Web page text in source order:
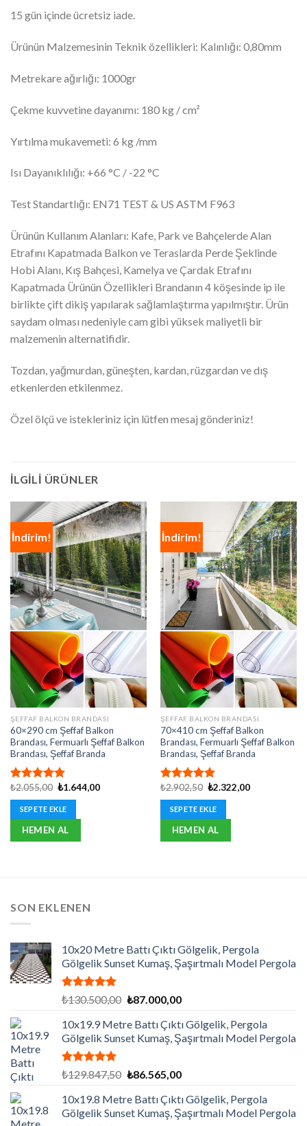
15 gün içinde ücretsiz iade.
Ürünün Malzemesinin Teknik özellikleri: Kalınlığı: 0,80mm
Metrekare ağırlığı: 1000gr
Çekme kuvvetine dayanımı: 180 kg / cm²
Yırtılma mukavemeti: 6 kg /mm
Isı Dayanıklılığı: +66 °C / -22 °C
Test Standartlığı: EN71 TEST & US ASTM F963
Ürünün Kullanım Alanları: Kafe, Park ve Bahçelerde Alan
Etrafını Kapatmada Balkon ve Teraslarda Perde Şeklinde
Hobi Alanı, Kış Bahçesi, Kamelya ve Çardak Etrafını
Kapatmada Ürünün Özellikleri Brandanın 4 köşesinde ip ile
birlikte çift dikiş yapılarak sağlamlaştırma yapılmıştır. Ürün
saydam olması nedeniyle cam gibi yüksek maliyetli bir
malzemenin alternatifidir.
Tozdan, yağmurdan, güneşten, kardan, rüzgardan ve dış
etkenlerden etkilenmez.
Özel ölçü ve istekleriniz için lütfen mesaj gönderiniz!
İLGILI ÜRÜNLER
İndirim!
ŞEFFAF BALKON BRANDASI
60×290 cm Şeffaf Balkon
Brandası, Fermuarlı Şeffaf Balkon
Brandası, Şeffaf Branda
5 üzerinden
5.00oy
aldı
₺2.055,00 Orijinal
₺2.055,00.
₺1.644,00Şu
SEPETE EKLE
HEMEN AL
İndirim!
ŞEFFAF BALKON BRANDASI
70×410 cm Şeffaf Balkon
Brandası, Fermuarlı Şeffaf Balkon
Brandası, Şeffaf Branda
5 üzerinden
5.00oy
aldı
₺2.902,50 Orijinal
₺2.902,50.
₺2.322,00Şu
SEPETE EKLE
HEMEN AL
SON EKLENEN
10x20 Metre Battı Çıktı Gölgelik, Pergola
Gölgelik Sunset Kumaş, Şaşırtmalı Model Pergola
5 üzerinden
aldı
₺130.500,00 Orijinal
₺130.500,00.
₺87.000,00Şu
fiyat:
₺87.000,00.
10x19.9 Metre Battı Çıktı Gölgelik, Pergola
Gölgelik Sunset Kumaş, Şaşırtmalı Model Pergola
5 üzerinden
aldı
₺129.847,50 Orijinal
₺129.847,50.
₺86.565,00Şu
fiyat:
₺86.565,00.
10x19.8 Metre Battı Çıktı Gölgelik, Pergola
Gölgelik Sunset Kumaş, Şaşırtmalı Model Pergola